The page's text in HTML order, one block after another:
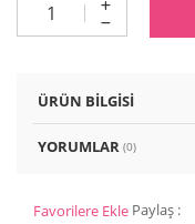
ÜRÜN BILGISI
YORUMLAR (0)
Favorilere Ekle Paylaş :